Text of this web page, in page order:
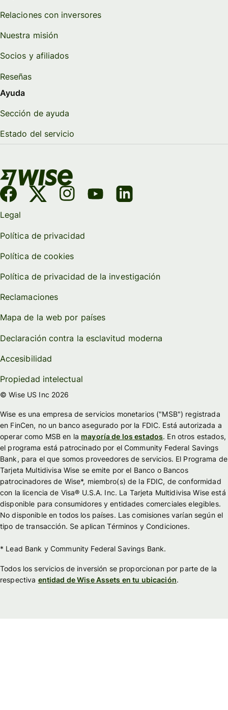
Relaciones con inversores
Nuestra misión
Socios y afiliados
Reseñas
Ayuda
Sección de ayuda
Estado del servicio
Legal
Política de privacidad
Política de cookies
Política de privacidad de la investigación
Reclamaciones
Mapa de la web por países
Declaración contra la esclavitud moderna
Accesibilidad
Propiedad intelectual
© Wise US Inc 2026
Wise es una empresa de servicios monetarios ("MSB") registrada
en FinCen, no un banco asegurado por la FDIC. Está autorizada a
operar como MSB en la mayoría de los estados. En otros estados,
el programa está patrocinado por el Community Federal Savings
Bank, para el que somos proveedores de servicios. El Programa de
Tarjeta Multidivisa Wise se emite por el Banco o Bancos
patrocinadores de Wise*, miembro(s) de la FDIC, de conformidad
con la licencia de Visa® U.S.A. Inc. La Tarjeta Multidivisa Wise está
disponible para consumidores y entidades comerciales elegibles.
No disponible en todos los países. Las comisiones varían según el
tipo de transacción. Se aplican Términos y Condiciones.
* Lead Bank y Community Federal Savings Bank.
Todos los servicios de inversión se proporcionan por parte de la
respectiva entidad de Wise Assets en tu ubicación.